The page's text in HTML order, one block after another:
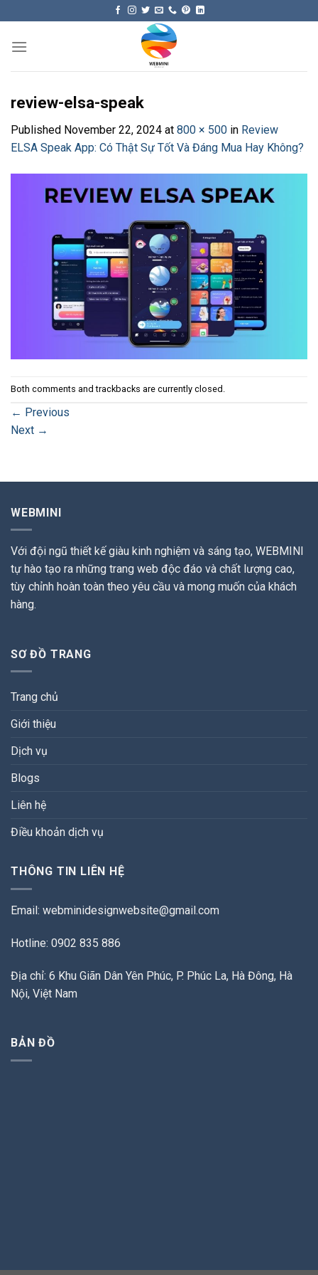
content
review-elsa-speak
Published November 22, 2024 at 800 × 500 in Review
ELSA Speak App: Có Thật Sự Tốt Và Đáng Mua Hay Không?
Both comments and trackbacks are currently closed.
← Previous
Next →
WEBMINI
Với đội ngũ thiết kế giàu kinh nghiệm và sáng tạo, WEBMINI
tự hào tạo ra những trang web độc đáo và chất lượng cao,
tùy chỉnh hoàn toàn theo yêu cầu và mong muốn của khách
hàng.
SƠ ĐỒ TRANG
Trang chủ
Giới thiệu
Dịch vụ
Blogs
Liên hệ
Điều khoản dịch vụ
THÔNG TIN LIÊN HỆ
Email: webminidesignwebsite@gmail.com
Hotline: 0902 835 886
Địa chỉ: 6 Khu Giãn Dân Yên Phúc, P. Phúc La, Hà Đông, Hà
Nội, Việt Nam
BẢN ĐỒ